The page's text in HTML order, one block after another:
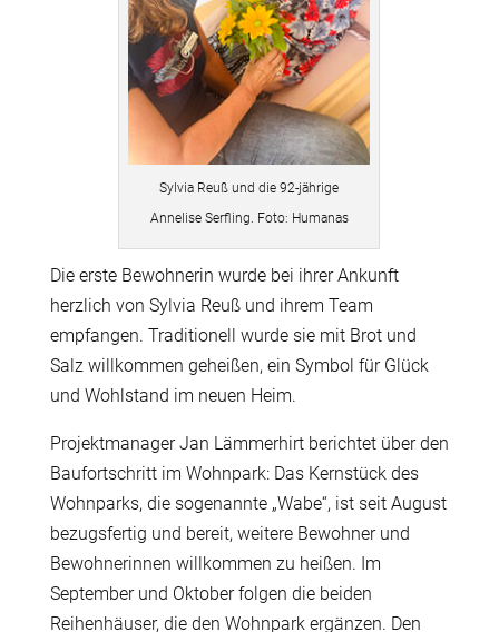
Sylvia Reuß und die 92-jährige
Annelise Serfling. Foto: Humanas
Die erste Bewohnerin wurde bei ihrer Ankunft
herzlich von Sylvia Reuß und ihrem Team
empfangen. Traditionell wurde sie mit Brot und
Salz willkommen geheißen, ein Symbol für Glück
und Wohlstand im neuen Heim.
Projektmanager Jan Lämmerhirt berichtet über den
Baufortschritt im Wohnpark: Das Kernstück des
Wohnparks, die sogenannte „Wabe“, ist seit August
bezugsfertig und bereit, weitere Bewohner und
Bewohnerinnen willkommen zu heißen. Im
September und Oktober folgen die beiden
Reihenhäuser, die den Wohnpark ergänzen. Den